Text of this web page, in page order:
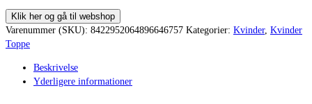
pris
var:
pris
er:
Klik her og gå til webshop
Varenummer (SKU): 8422952064896646757 Kategorier: Kvinder, Kvinder
Toppe
Beskrivelse
Yderligere informationer